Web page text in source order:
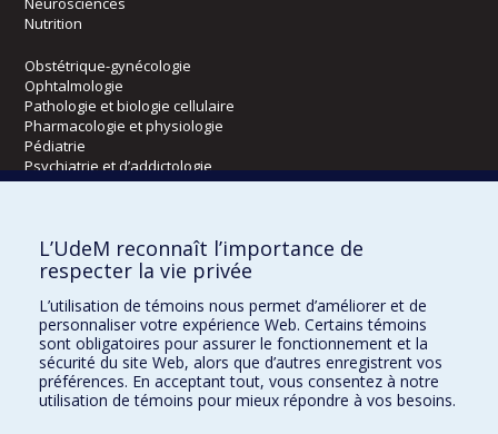
Nutrition
Obstétrique-gynécologie
Ophtalmologie
Pathologie et biologie cellulaire
Pharmacologie et physiologie
Pédiatrie
Psychiatrie et d’addictologie
Radiologie, radio-oncologie et médecine nucléaire
Écoles
Orthophonie et audiologie
Réadaptation
Directions
L’UdeM reconnaît l’importance de
respecter la vie privée
L’utilisation de témoins nous permet d’améliorer et de
personnaliser votre expérience Web. Certains témoins
sont obligatoires pour assurer le fonctionnement et la
sécurité du site Web, alors que d’autres enregistrent vos
préférences. En acceptant tout, vous consentez à notre
utilisation de témoins pour mieux répondre à vos besoins.